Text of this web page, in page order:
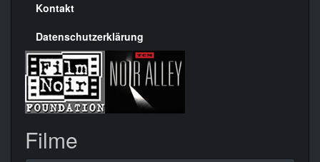
Kontakt
Datenschutzerklärung
Filme